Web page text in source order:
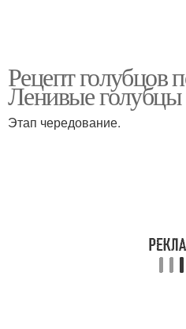
Рецепт голубцов
Ленивые
Этап чередование.